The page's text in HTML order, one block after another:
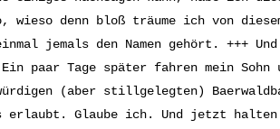
wieso denn bloß träume ich von
jemals den Namen gehört. +++
Ein paar Tage später fahren mein
(aber stillgelegten)
Glaube ich. Und jetzt halten